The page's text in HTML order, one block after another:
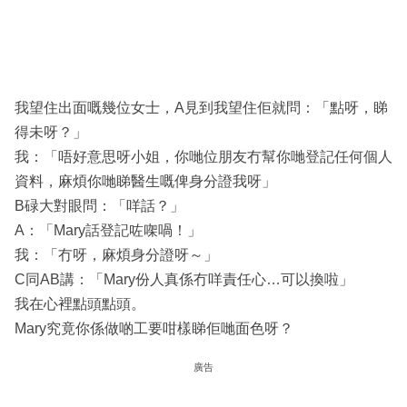
我望住出面嘅幾位女士，A見到我望住佢就問：「點呀，睇
得未呀？」
我：「唔好意思呀小姐，你哋位朋友冇幫你哋登記任何個人
資料，麻煩你哋睇醫生嘅俾身分證我呀」
B碌大對眼問：「咩話？」
A：「Mary話登記咗㗎喎！」
我：「冇呀，麻煩身分證呀～」
C同AB講：「Mary份人真係冇咩責任心…可以換啦」
我在心裡點頭點頭。
Mary究竟你係做啲工要咁樣睇佢哋面色呀？
廣告